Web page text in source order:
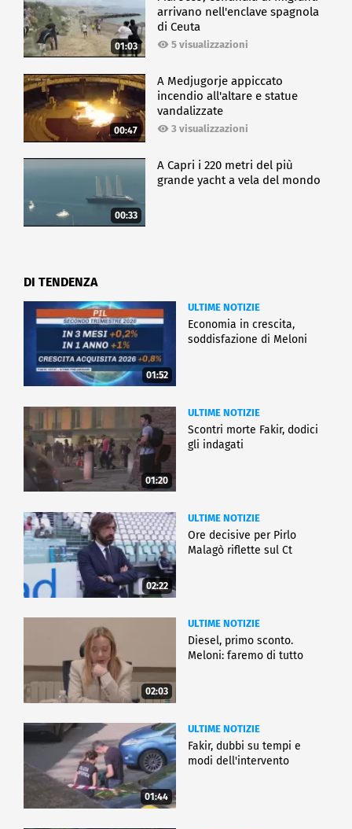
01:03
arrivano nell'enclave spagnola
di Ceuta
5 visualizzazioni
00:47
A Medjugorje appiccato
incendio all'altare e statue
vandalizzate
3 visualizzazioni
00:33
A Capri i 220 metri del più
grande yacht a vela del mondo
DI TENDENZA
01:52
ULTIME NOTIZIE
Economia in crescita,
soddisfazione di Meloni
01:20
ULTIME NOTIZIE
Scontri morte Fakir, dodici
gli indagati
02:22
ULTIME NOTIZIE
Ore decisive per Pirlo
Malagò riflette sul Ct
02:03
ULTIME NOTIZIE
Diesel, primo sconto.
Meloni: faremo di tutto
01:44
ULTIME NOTIZIE
Fakir, dubbi su tempi e
modi dell'intervento